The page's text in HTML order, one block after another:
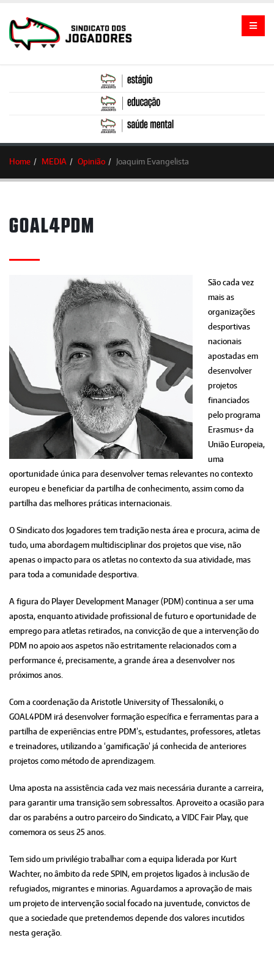
Home MEDIA Opinião Joaquim Evangelista
GOAL4PDM
São cada vez
mais as
organizações
desportivas
nacionais
apostadas em
desenvolver
projetos
financiados
pelo programa
Erasmus+ da
União Europeia,
uma
oportunidade única para desenvolver temas relevantes no contexto
europeu e beneficiar da partilha de conhecimento, assim como da
partilha das melhores práticas internacionais.
O Sindicato dos Jogadores tem tradição nesta área e procura, acima de
tudo, uma abordagem multidisciplinar dos projetos que vise, não
apenas o impacto para os atletas no contexto da sua atividade, mas
para toda a comunidade desportiva.
A figura do Player Development Manager (PDM) continua a ser uma
aposta, enquanto atividade profissional de futuro e oportunidade de
emprego para atletas retirados, na convicção de que a intervenção do
PDM no apoio aos aspetos não estritamente relacionados com a
performance é, precisamente, a grande área a desenvolver nos
próximos anos.
Com a coordenação da Aristotle University of Thessaloniki, o
GOAL4PDM irá desenvolver formação específica e ferramentas para a
partilha de experiências entre PDM’s, estudantes, professores, atletas
e treinadores, utilizando a ‘gamificação’ já conhecida de anteriores
projetos como método de aprendizagem.
Uma aposta na assistência cada vez mais necessária durante a carreira,
para garantir uma transição sem sobressaltos. Aproveito a ocasião para
dar os parabéns a outro parceiro do Sindicato, a VIDC Fair Play, que
comemora os seus 25 anos.
Tem sido um privilégio trabalhar com a equipa liderada por Kurt
Wachter, no âmbito da rede SPIN, em projetos ligados à inclusão de
refugiados, migrantes e minorias. Aguardamos a aprovação de mais
um projeto de intervenção social focado na juventude, convictos de
que a sociedade que pretendemos depende dos valores incutidos
nesta geração.